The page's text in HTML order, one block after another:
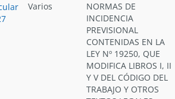
Varios
NORMAS DE
INCIDENCIA
PREVISIONAL
CONTENIDAS EN LA
LEY Nº 19250, QUE
MODIFICA LIBROS I, II
Y V DEL CÓDIGO DEL
TRABAJO Y OTROS